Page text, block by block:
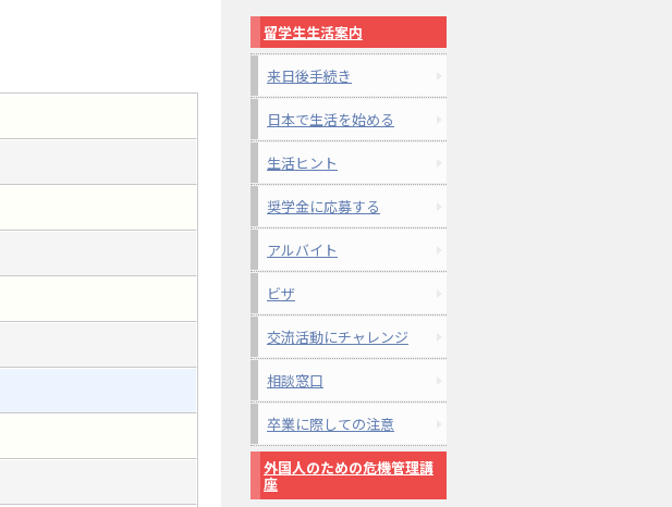
留学生生活案内
来日後手続き
日本で生活を始める
生活ヒント
奨学金に応募する
アルバイト
ビザ
交流活動にチャレンジ
相談窓口
卒業に際しての注意
外国人のための危機管理講
座